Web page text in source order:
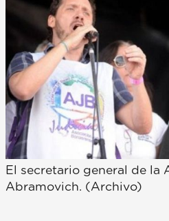
El secretario general de la
Abramovich. (Archivo)